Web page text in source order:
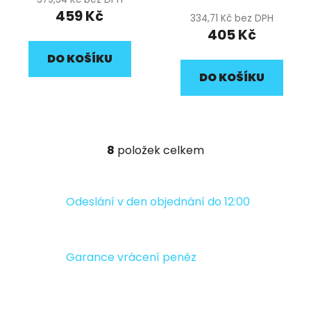
459 Kč
DO KOŠÍKU
334,71 Kč bez DPH
405 Kč
DO KOŠÍKU
O
á
c
í
8 položek celkem
Odeslání v den objednání do 12:00
Garance vrácení peněz